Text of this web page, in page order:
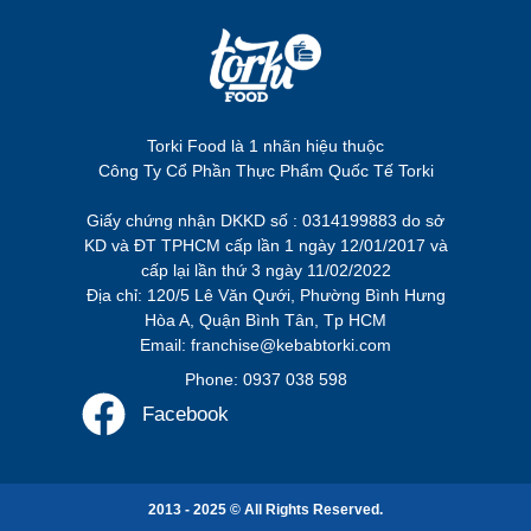
Torki Food là 1 nhãn hiệu thuộc
Công Ty Cổ Phần Thực Phẩm Quốc Tế Torki
Giấy chứng nhận DKKD số : 0314199883 do sở
KD và ĐT TPHCM cấp lần 1 ngày 12/01/2017 và
cấp lại lần thứ 3 ngày 11/02/2022
Địa chỉ: 120/5 Lê Văn Qưới, Phường Bình Hưng
Hòa A, Quận Bình Tân, Tp HCM
Email: franchise@kebabtorki.com
Phone: 0937 038 598
Facebook
2013 - 2025 © All Rights Reserved.